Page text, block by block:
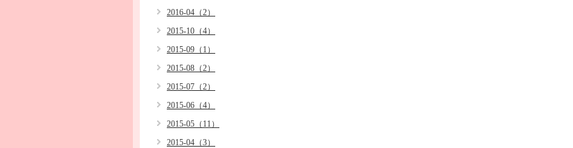
2016-04（2）
2015-10（4）
2015-09（1）
2015-08（2）
2015-07（2）
2015-06（4）
2015-05（11）
2015-04（3）